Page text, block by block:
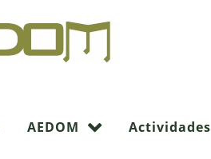
AEDOM Actividades